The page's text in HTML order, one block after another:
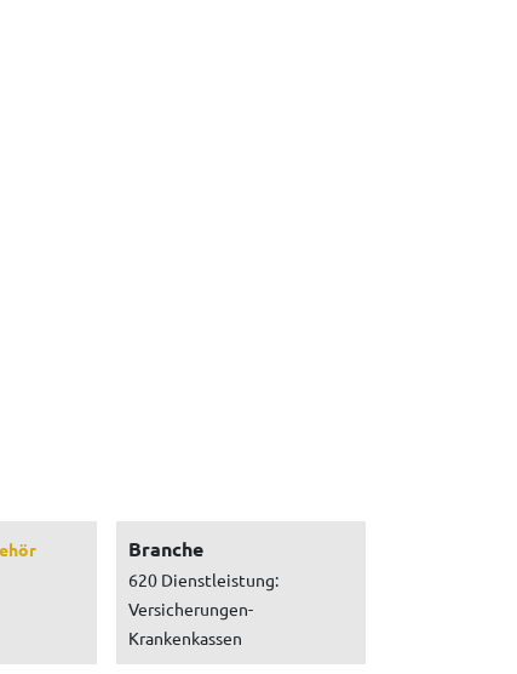
Branche
620 Dienstleistung:
Versicherungen-
Krankenkassen